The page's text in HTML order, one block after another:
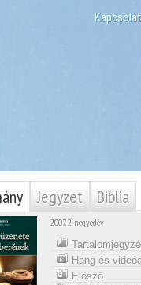
Kapcsolat
Jegyzet Biblia
2007. 2. negyedév
Hang és
Előszó